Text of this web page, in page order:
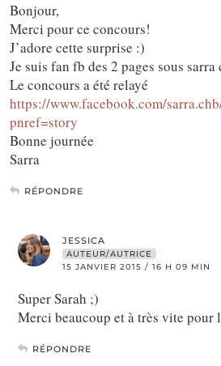
Bonjour,
Merci pour ce concours!
J’adore cette surprise :)
Je suis fan fb des 2 pages sous sarra
Le concours a été relayé
https://www.facebook.com/
pnref=story
Bonne journée
Sarra
RÉPONDRE
JESSICA
AUTEUR/AUTRICE
15 JANVIER 2015 / 16 H 09 MIN
Super Sarah ;)
Merci beaucoup et à très vite pour
RÉPONDRE